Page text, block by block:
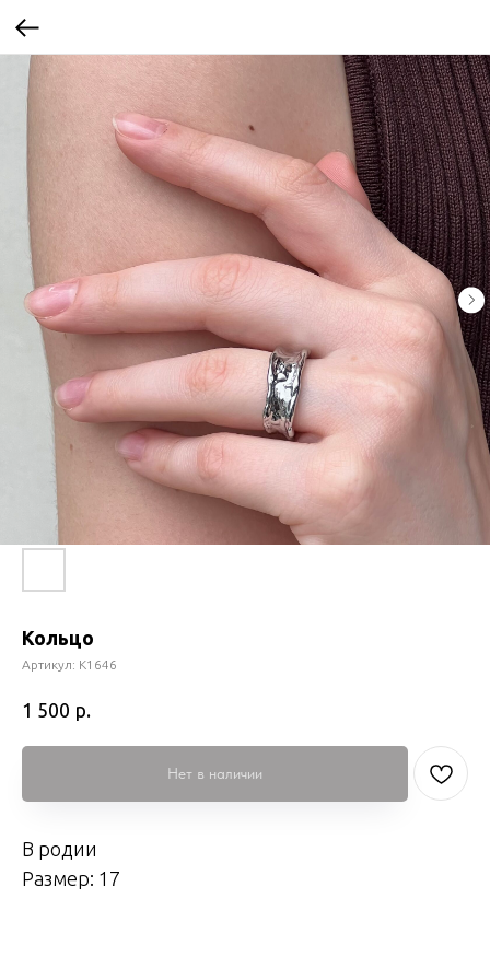
Кольцо
Артикул: К1646
1 500 р.
Нет в наличии
В родии
Размер: 17